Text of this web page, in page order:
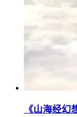
《山海经